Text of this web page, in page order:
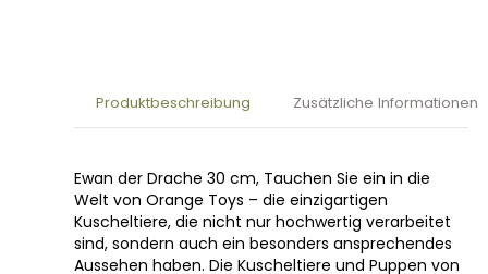
Produktbeschreibung Zusätzliche Informationen
Ewan der Drache 30 cm, Tauchen Sie ein in die
Welt von Orange Toys – die einzigartigen
Kuscheltiere, die nicht nur hochwertig verarbeitet
sind, sondern auch ein besonders ansprechendes
Aussehen haben. Die Kuscheltiere und Puppen von